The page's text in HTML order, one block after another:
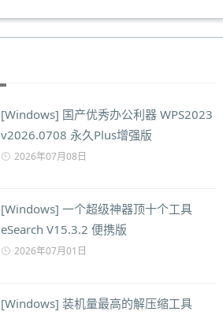
[Windows] 国产优秀办公利器 WPS2023
v2026.0708 永久Plus增强版
2026年07月08日
[Windows] 一个超级神器顶十个工具
eSearch V15.3.2 便携版
2026年07月01日
[Windows] 装机量最高的解压缩工具